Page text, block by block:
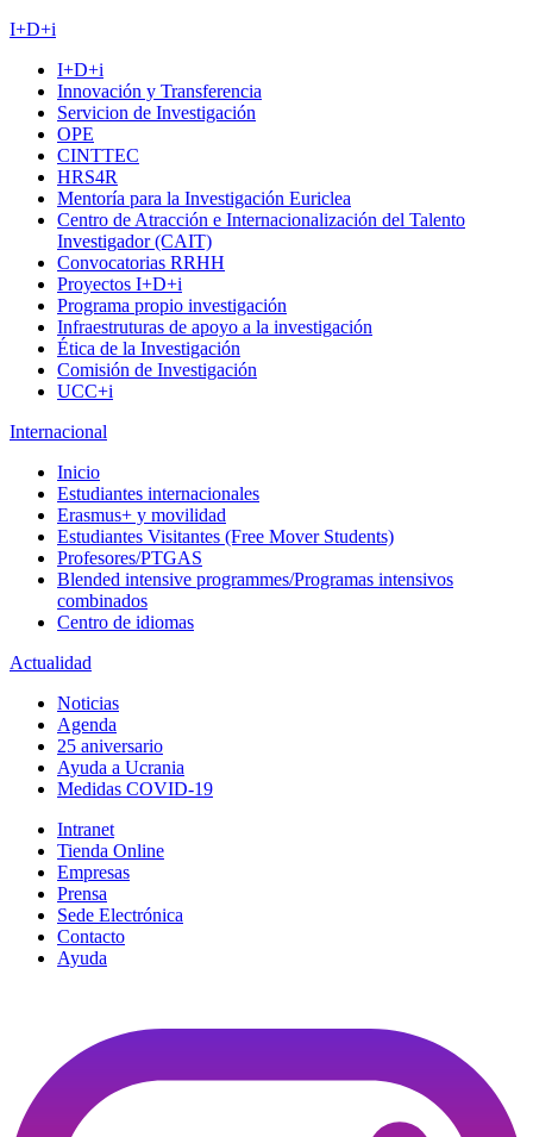
I+D+i
I+D+i
Innovación y Transferencia
Servicion de Investigación
OPE
CINTTEC
HRS4R
Mentoría para la Investigación Euriclea
Centro de Atracción e Internacionalización del Talento
Investigador (CAIT)
Convocatorias RRHH
Proyectos I+D+i
Programa propio investigación
Infraestruturas de apoyo a la investigación
Ética de la Investigación
Comisión de Investigación
UCC+i
Internacional
Inicio
Estudiantes internacionales
Erasmus+ y movilidad
Estudiantes Visitantes (Free Mover Students)
Profesores/PTGAS
Blended intensive programmes/Programas intensivos
combinados
Centro de idiomas
Actualidad
Noticias
Agenda
25 aniversario
Ayuda a Ucrania
Medidas COVID-19
Intranet
Tienda Online
Empresas
Prensa
Sede Electrónica
Contacto
Ayuda